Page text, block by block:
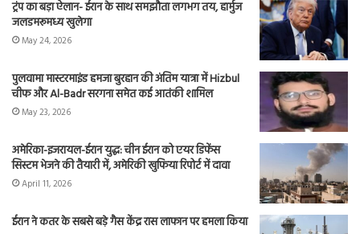
ट्रंप का बड़ा ऐलान- ईरान के साथ समझौता लगभग तय, हार्मुज
जलडमरूमध्य खुलेगा
May 24, 2026
पुलवामा मास्टरमाइंड हमजा बुरहान की अंतिम यात्रा में Hizbul
चीफ और Al-Badr सरगना समेत कई आतंकी शामिल
May 23, 2026
अमेरिका-इजरायल-ईरान युद्ध: चीन ईरान को एयर डिफेंस
सिस्टम भेजने की तैयारी में, अमेरिकी खुफिया रिपोर्ट में दावा
April 11, 2026
ईरान ने कतर के सबसे बड़े गैस केंद्र रास लाफान पर हमला किया